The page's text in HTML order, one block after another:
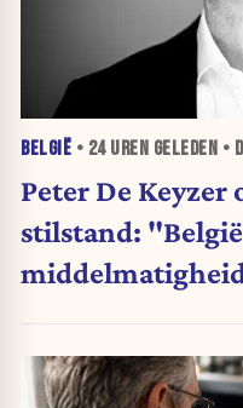
BELGIË • 24 UREN GELEDEN •
Peter De Keyzer
stilstand: